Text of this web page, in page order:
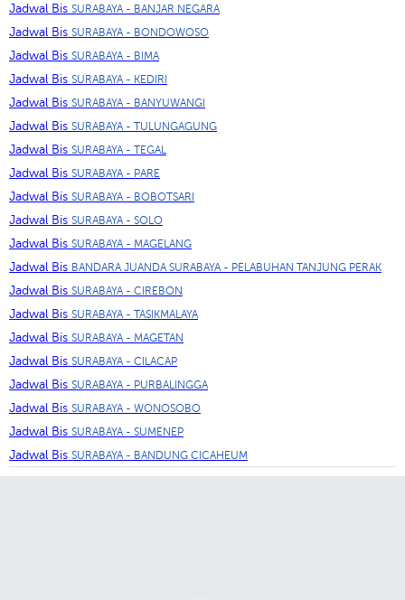
Jadwal Bis SURABAYA - BANJAR NEGARA
Jadwal Bis SURABAYA - BONDOWOSO
Jadwal Bis SURABAYA - BIMA
Jadwal Bis SURABAYA - KEDIRI
Jadwal Bis SURABAYA - BANYUWANGI
Jadwal Bis SURABAYA - TULUNGAGUNG
Jadwal Bis SURABAYA - TEGAL
Jadwal Bis SURABAYA - PARE
Jadwal Bis SURABAYA - BOBOTSARI
Jadwal Bis SURABAYA - SOLO
Jadwal Bis SURABAYA - MAGELANG
Jadwal Bis BANDARA JUANDA SURABAYA - PELABUHAN TANJUNG PERAK
Jadwal Bis SURABAYA - CIREBON
Jadwal Bis SURABAYA - TASIKMALAYA
Jadwal Bis SURABAYA - MAGETAN
Jadwal Bis SURABAYA - CILACAP
Jadwal Bis SURABAYA - PURBALINGGA
Jadwal Bis SURABAYA - WONOSOBO
Jadwal Bis SURABAYA - SUMENEP
Jadwal Bis SURABAYA - BANDUNG CICAHEUM